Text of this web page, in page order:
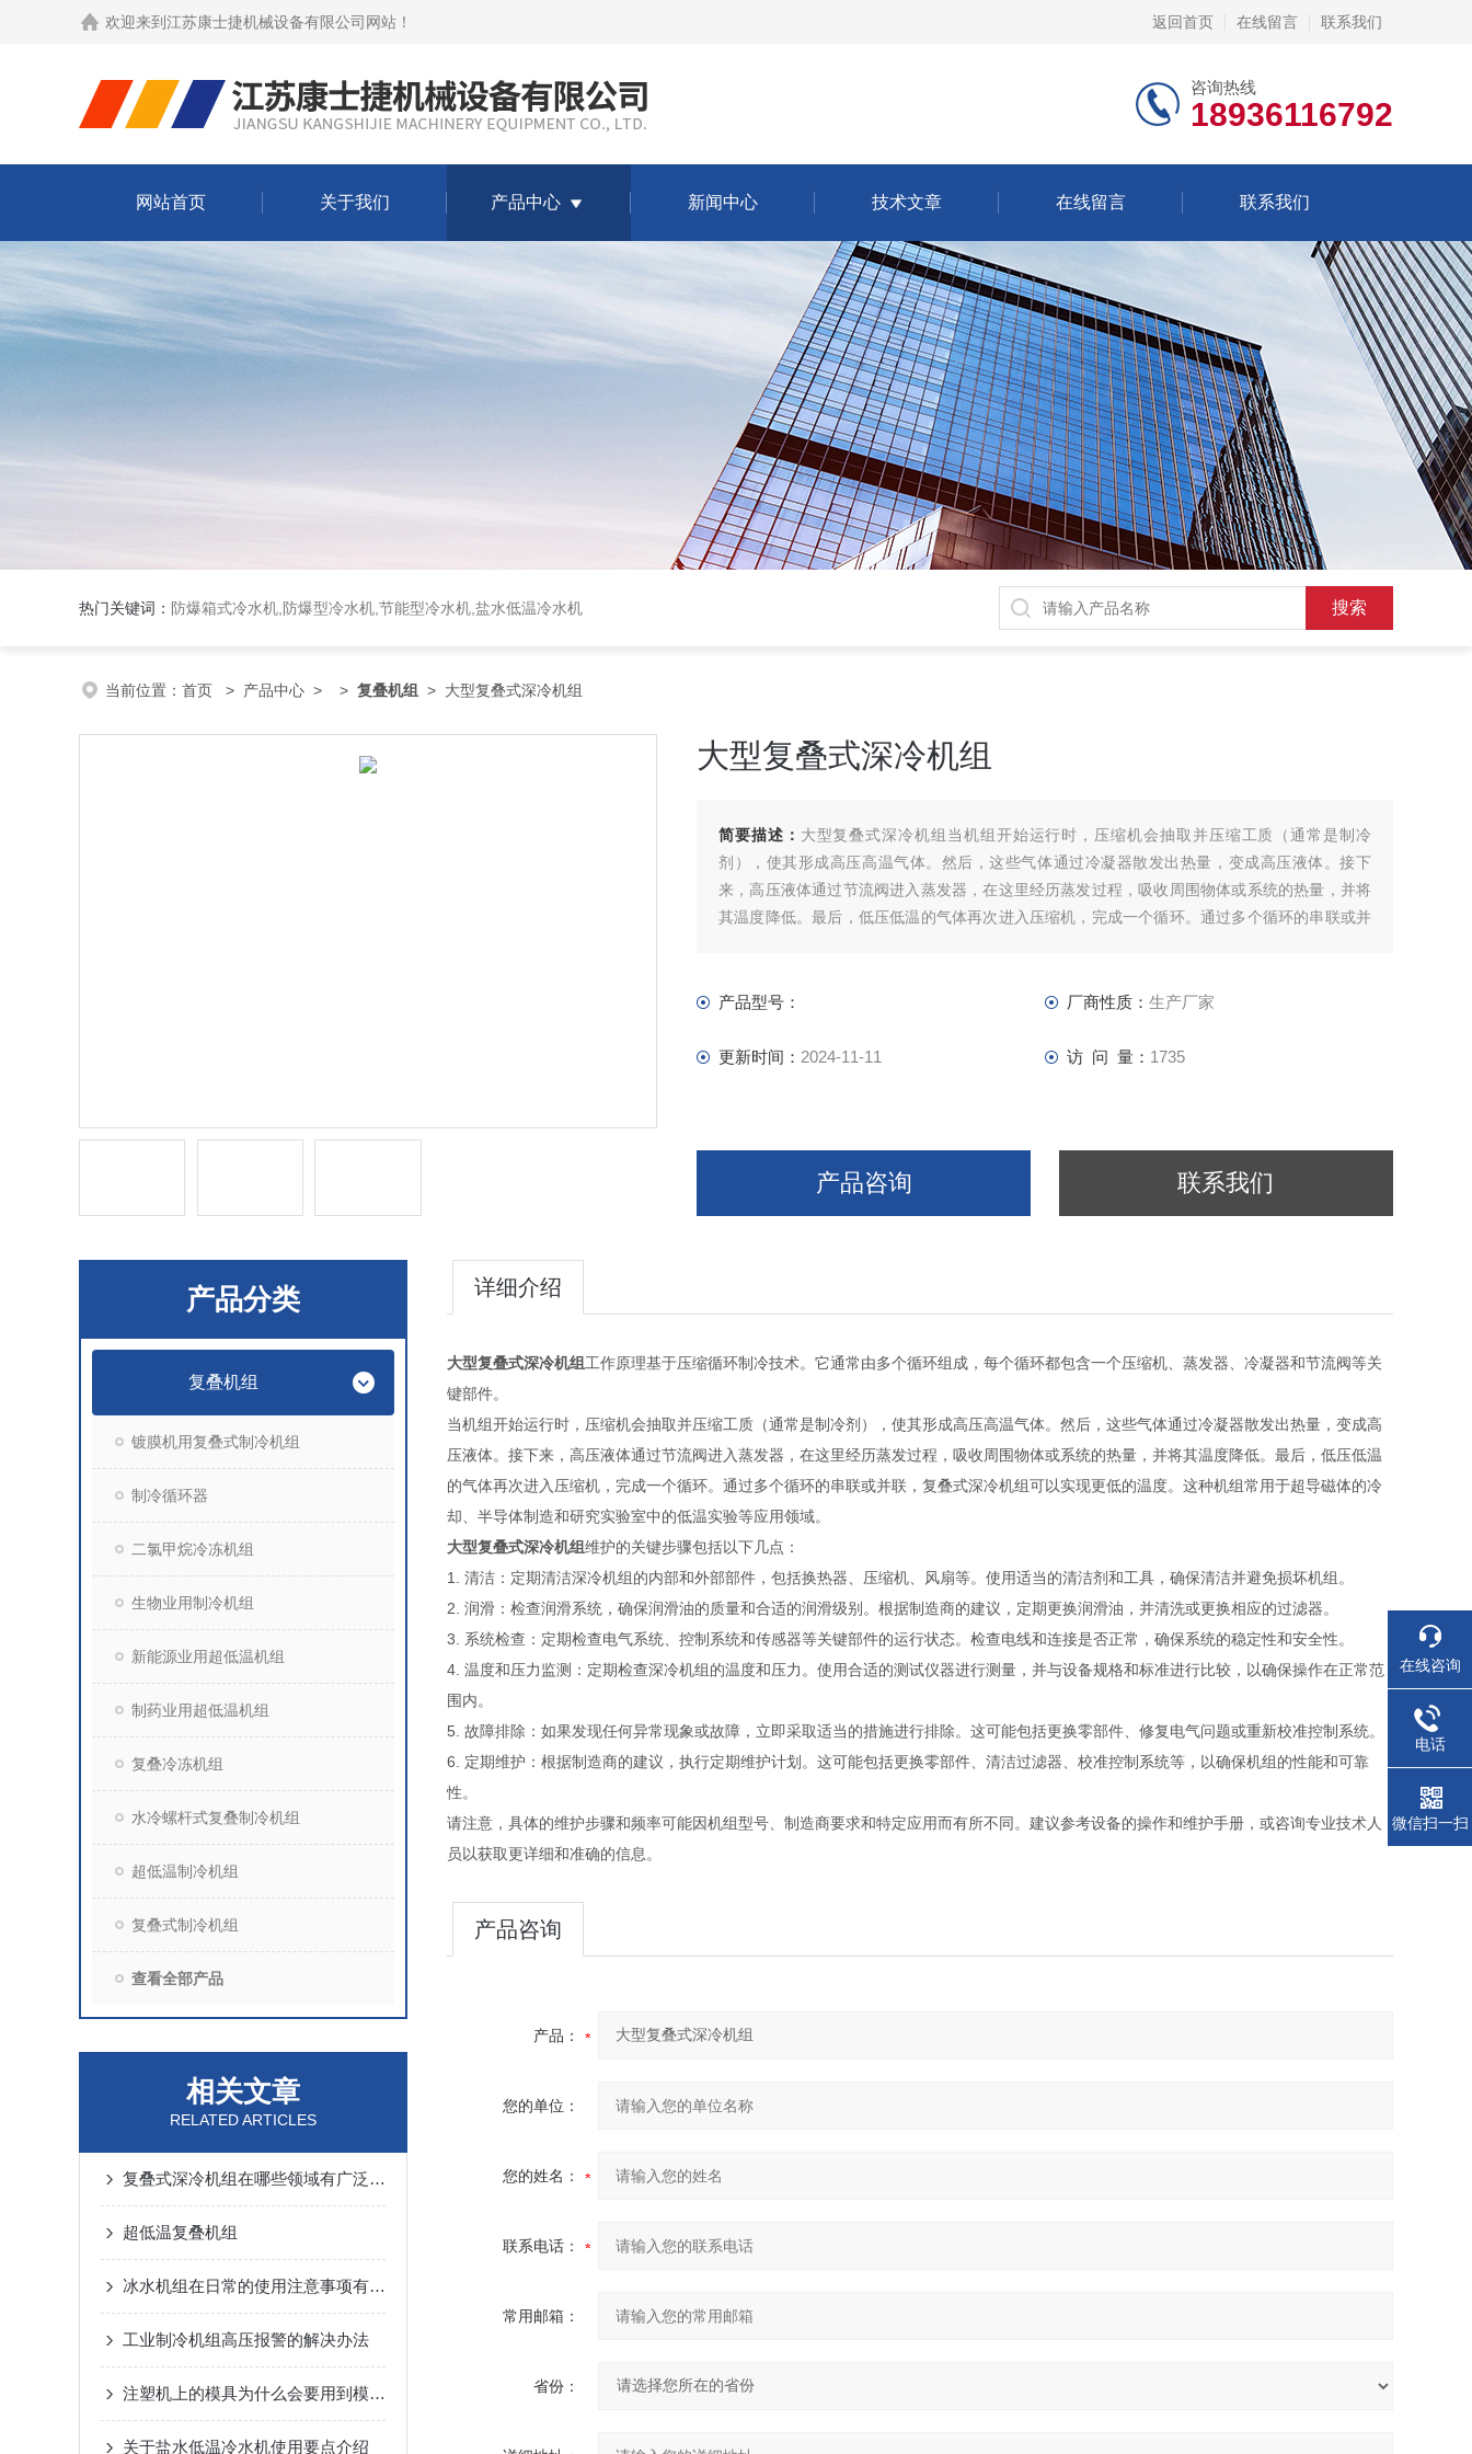
欢迎来到 江苏康士捷机械设备有限公司网站 ！ 返回首页 在线留言 联系我们
咨询热线
18936116792
网站首页 关于我们 产品中心 新闻中心 技术文章 在线留言 联系我们
热门关键词： 防爆箱式冷水机,防爆型冷水机,节能型冷水机,盐水低温冷水机
当前位置： 首页 > 产品中心 > > 复叠机组 > 大型复叠式深冷机组
大型复叠式深冷机组
简要描述： 大型复叠式深冷机组当机组开始运行时，压缩机会抽取并压缩工质（通常是制冷
剂），使其形成高压高温气体。然后，这些气体通过冷凝器散发出热量，变成高压液体。接下
来，高压液体通过节流阀进入蒸发器，在这里经历蒸发过程，吸收周围物体或系统的热量，并将
其温度降低。最后，低压低温的气体再次进入压缩机，完成一个循环。通过多个循环的串联或并
产品型号： 厂商性质： 生产厂家
更新时间： 2024-11-11 访 问 量： 1735
产品咨询 联系我们
产品分类
复叠机组
镀膜机用复叠式制冷机组
制冷循环器
二氯甲烷冷冻机组
生物业用制冷机组
新能源业用超低温机组
制药业用超低温机组
复叠冷冻机组
水冷螺杆式复叠制冷机组
超低温制冷机组
复叠式制冷机组
查看全部产品
相关文章
RELATED ARTICLES
复叠式深冷机组在哪些领域有广泛应用？
超低温复叠机组
冰水机组在日常的使用注意事项有哪些你知道么
工业制冷机组高压报警的解决办法
注塑机上的模具为什么会要用到模温机呢
关于盐水低温冷水机使用要点介绍
详细介绍
大型复叠式深冷机组 工作原理基于压缩循环制冷技术。它通常由多个循环组成，每个循环都包含一个压缩机、蒸发器、冷凝器和节流阀等关
键部件。
当机组开始运行时，压缩机会抽取并压缩工质（通常是制冷剂），使其形成高压高温气体。然后，这些气体通过冷凝器散发出热量，变成高
压液体。接下来，高压液体通过节流阀进入蒸发器，在这里经历蒸发过程，吸收周围物体或系统的热量，并将其温度降低。最后，低压低温
的气体再次进入压缩机，完成一个循环。通过多个循环的串联或并联，复叠式深冷机组可以实现更低的温度。这种机组常用于超导磁体的冷
却、半导体制造和研究实验室中的低温实验等应用领域。
大型复叠式深冷机组维护的关键步骤包括以下几点：
1. 清洁：定期清洁深冷机组的内部和外部部件，包括换热器、压缩机、风扇等。使用适当的清洁剂和工具，确保清洁并避免损坏机组。
2. 润滑：检查润滑系统，确保润滑油的质量和合适的润滑级别。根据制造商的建议，定期更换润滑油，并清洗或更换相应的过滤器。
3. 系统检查：定期检查电气系统、控制系统和传感器等关键部件的运行状态。检查电线和连接是否正常，确保系统的稳定性和安全性。
4. 温度和压力监测：定期检查深冷机组的温度和压力。使用合适的测试仪器进行测量，并与设备规格和标准进行比较，以确保操作在正常范
围内。
5. 故障排除：如果发现任何异常现象或故障，立即采取适当的措施进行排除。这可能包括更换零部件、修复电气问题或重新校准控制系统。
6. 定期维护：根据制造商的建议，执行定期维护计划。这可能包括更换零部件、清洁过滤器、校准控制系统等，以确保机组的性能和可靠
性。
请注意，具体的维护步骤和频率可能因机组型号、制造商要求和特定应用而有所不同。建议参考设备的操作和维护手册，或咨询专业技术人
员以获取更详细和准确的信息。
产品咨询
产品：
您的单位：
您的姓名：
联系电话：
常用邮箱：
省份：
在线咨询
电话
微信扫一扫